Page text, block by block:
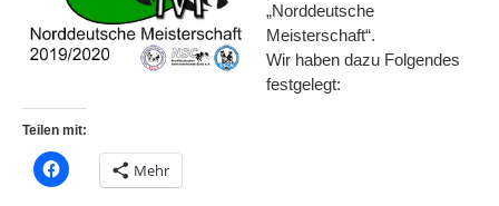
„Norddeutsche
Meisterschaft“.
Wir haben dazu Folgendes
festgelegt:
Teilen mit:
Mehr